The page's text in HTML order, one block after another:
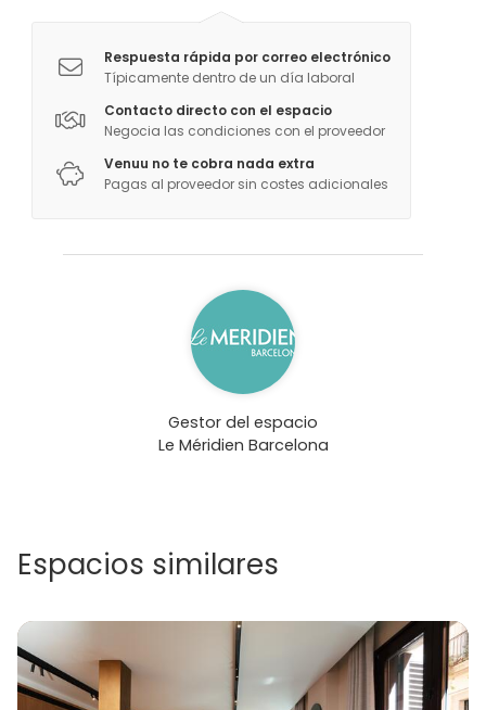
Respuesta rápida por correo electrónico
Típicamente dentro de un día laboral
Contacto directo con el espacio
Negocia las condiciones con el proveedor
Venuu no te cobra nada extra
Pagas al proveedor sin costes adicionales
Gestor del espacio
Le Méridien Barcelona
Espacios similares